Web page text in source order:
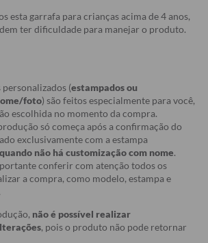
esta garrafa para crianças acima de 4 anos,
ter dificuldade para manejar o produto.
(estampados ou
foto) são feitos especialmente para você,
escolhida no momento da compra.
só começa após a confirmação do
exclusivamente com a estampa
não há customização com nome.
conferir com atenção todos os
a compra, como modelo, estampa e
não é possível realizar
, pois o produto não pode retornar